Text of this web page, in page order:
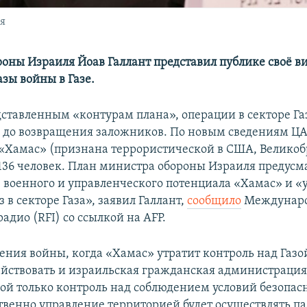
Израиля Йоав Галлант представил публике своё
войны в Газе.
«контурам плана», операции в секторе
до возвращения заложников. По новым сведениям
(признана террористической в США,
человек. План министра обороны Израиля
и управленческого потенциала «Хамас» и
в секторе Газа», заявил Галлант,сообщило
(RFI) со ссылкой на AFP.
войны, когда «Хамас» утратит контроль над
и израильская гражданская
только контроль над соблюдением условий